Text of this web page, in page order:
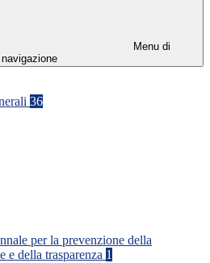
Menu di
navigazione
36
per la prevenzione della
e della trasparenza 1